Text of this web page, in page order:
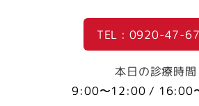
TEL : 0920-47-
本日の診療時間
9:00〜12:00 / 16:00